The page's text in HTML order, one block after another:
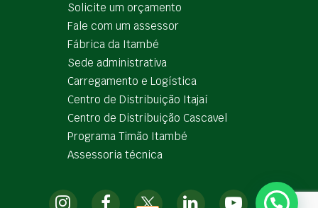
Solicite um orçamento
Fale com um assessor
Fábrica da Itambé
Sede administrativa
Carregamento e Logística
Centro de Distribuição Itajaí
Centro de Distribuição Cascavel
Programa Timão Itambé
Assessoria técnica